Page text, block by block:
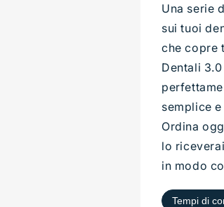
Una serie
sui tuoi
che copre
Dentali
semplice
Ordina
lo
in modo
Tempi di